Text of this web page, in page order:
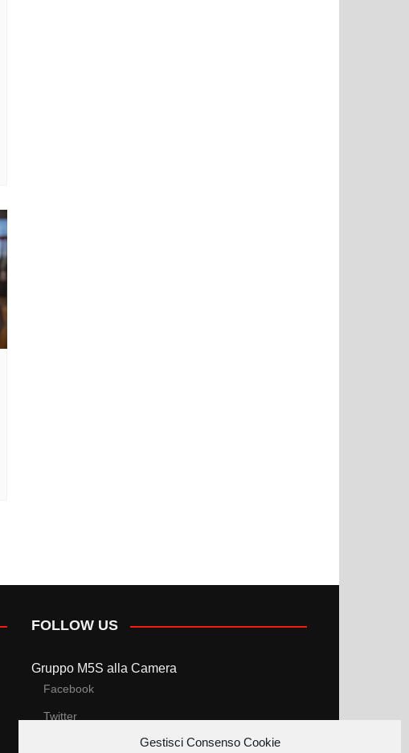
Gestisci Consenso Cookie
FOLLOW US
Gruppo M5S alla Camera
Facebook
Twitter